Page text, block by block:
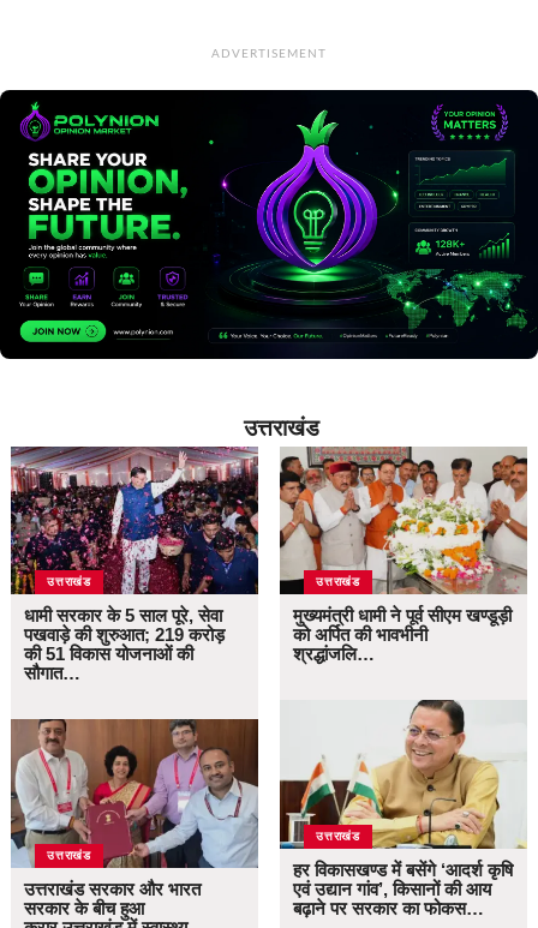
ADVERTISEMENT
उत्तराखंड
उत्तराखंड
धामी सरकार के 5 साल पूरे, सेवा
पखवाड़े की शुरुआत; 219 करोड़
की 51 विकास योजनाओं की
सौगात…
उत्तराखंड
उत्तराखंड सरकार और भारत
सरकार के बीच हुआ
उत्तराखंड
मुख्यमंत्री धामी ने पूर्व सीएम खण्डूड़ी
को अर्पित की भावभीनी
श्रद्धांजलि…
उत्तराखंड
हर विकासखण्ड में बसेंगे ‘आदर्श कृषि
एवं उद्यान गांव’, किसानों की आय
बढ़ाने पर सरकार का फोकस…